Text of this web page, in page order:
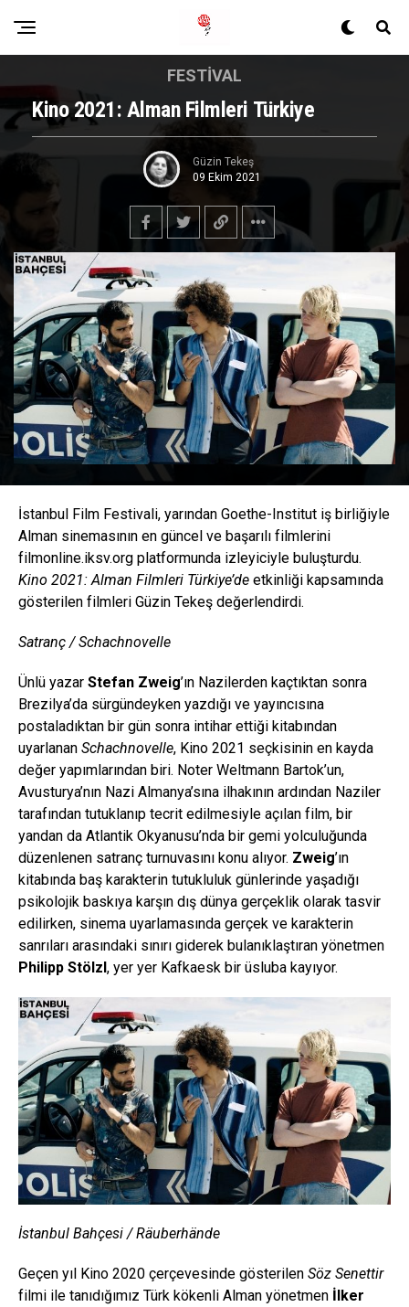
FESTIVAL
Kino 2021: Alman Filmleri Türkiye
Güzin Tekeş
09 Ekim 2021
İstanbul Film Festivali, yarından Goethe-Institut iş birliğiyle
Alman sinemasının en güncel ve başarılı filmlerini
filmonline.iksv.org platformunda izleyiciyle buluşturdu.
Kino 2021: Alman Filmleri Türkiye’de etkinliği kapsamında
gösterilen filmleri Güzin Tekeş değerlendirdi.
Satranç / Schachnovelle
Ünlü yazar Stefan Zweig’ın Nazilerden kaçtıktan sonra
Brezilya’da sürgündeyken yazdığı ve yayıncısına
postaladıktan bir gün sonra intihar ettiği kitabından
uyarlanan Schachnovelle, Kino 2021 seçkisinin en kayda
değer yapımlarından biri. Noter Weltmann Bartok’un,
Avusturya’nın Nazi Almanya’sına ilhakının ardından Naziler
tarafından tutuklanıp tecrit edilmesiyle açılan film, bir
yandan da Atlantik Okyanusu’nda bir gemi yolculuğunda
düzenlenen satranç turnuvasını konu alıyor. Zweig’ın
kitabında baş karakterin tutukluluk günlerinde yaşadığı
psikolojik baskıya karşın dış dünya gerçeklik olarak tasvir
edilirken, sinema uyarlamasında gerçek ve karakterin
sanrıları arasındaki sınırı giderek bulanıklaştıran yönetmen
Philipp Stölzl, yer yer Kafkaesk bir üsluba kayıyor.
İstanbul Bahçesi / Räuberhände
Geçen yıl Kino 2020 çerçevesinde gösterilen Söz Senettir
filmi ile tanıdığımız Türk kökenli Alman yönetmen İlker